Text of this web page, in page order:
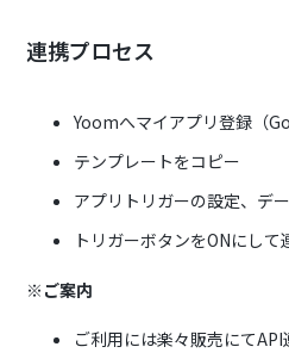
連携プロセス
Yoomへマイアプリ登録（
テンプレートをコピー
アプリトリガーの設定、デ
トリガーボタンをONにし
※ご案内
ご利用には楽々販売にて